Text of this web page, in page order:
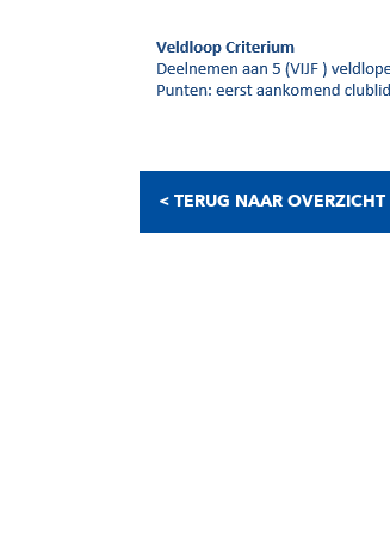
< TERUG NAAR OVERZICHT